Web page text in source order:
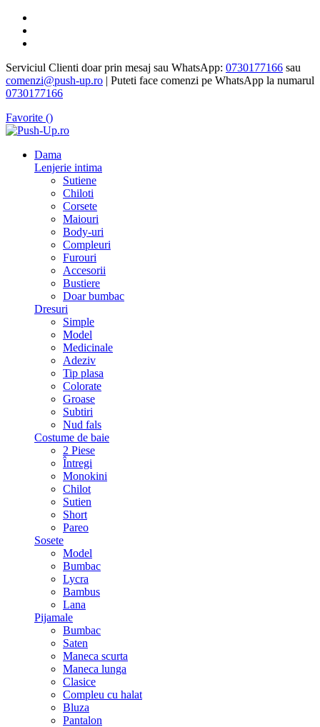
Serviciul Clienti doar prin mesaj sau WhatsApp: 0730177166 sau
comenzi@push-up.ro | Puteti face comenzi pe WhatsApp la numarul
0730177166
Favorite ()
Dama
Lenjerie intima
Sutiene
Chiloti
Corsete
Maiouri
Body-uri
Compleuri
Furouri
Accesorii
Bustiere
Doar bumbac
Dresuri
Simple
Model
Medicinale
Adeziv
Tip plasa
Colorate
Groase
Subtiri
Nud fals
Costume de baie
2 Piese
Întregi
Monokini
Chilot
Sutien
Short
Pareo
Sosete
Model
Bumbac
Lycra
Bambus
Lana
Pijamale
Bumbac
Saten
Maneca scurta
Maneca lunga
Clasice
Compleu cu halat
Bluza
Pantalon